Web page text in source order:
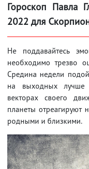
Гороскоп Павла
2022 для
Не поддавайтесь
необходимо трезво
Средина недели
на выходных лучше
векторах своего
планеты отреагируют
родными и близкими.